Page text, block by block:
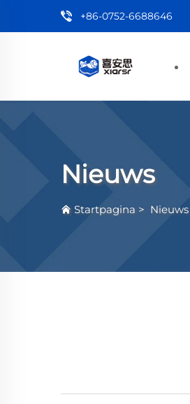
+86-0752-6688646
Nieuws
Startpagina > Nieuws